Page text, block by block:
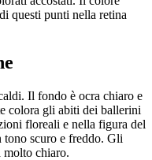
questi punti nella retina
Il fondo è ocra chiaro e
colora gli abiti dei ballerini
floreali e nella figura del
tono scuro e freddo. Gli
molto chiaro.